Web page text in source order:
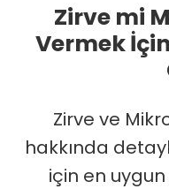
Zirve mi
Vermek
Zirve ve
hakkında
için en